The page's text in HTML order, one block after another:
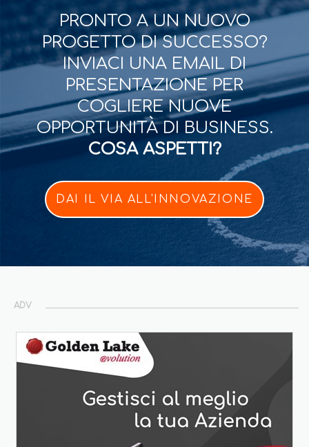
PRONTO A UN NUOVO
PROGETTO DI SUCCESSO?
INVIACI UNA EMAIL DI
PRESENTAZIONE PER
COGLIERE NUOVE
OPPORTUNITÀ DI BUSINESS.
COSA ASPETTI?
DAI IL VIA ALL'INNOVAZIONE
ADV